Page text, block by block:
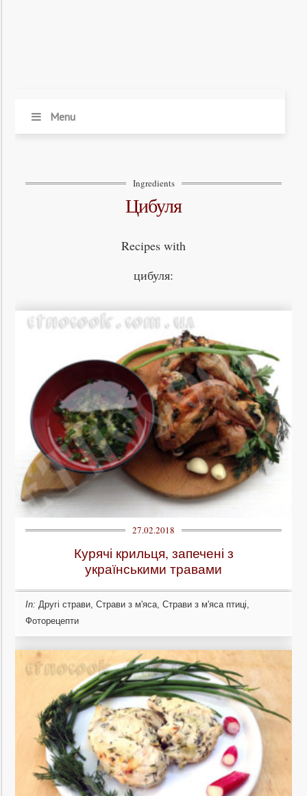
Menu
Ingredients
цибуля
Recipes with
цибуля:
27.02.2018
Курячі крильця, запечені з
українськими травами
In: Другі страви,Страви з м'яса,Страви з м'яса птиці,
Фоторецепти